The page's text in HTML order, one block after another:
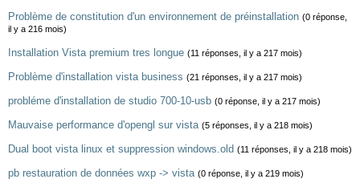
Problème de constitution d'un environnement de préinstallation (0 réponse,
il y a 216 mois)
Installation Vista premium tres longue (11 réponses, il y a 217 mois)
Problème d'installation vista business (21 réponses, il y a 217 mois)
probléme d'installation de studio 700-10-usb (0 réponse, il y a 217 mois)
Mauvaise performance d'opengl sur vista (5 réponses, il y a 218 mois)
Dual boot vista linux et suppression windows.old (11 réponses, il y a 218 mois)
pb restauration de données wxp -> vista (0 réponse, il y a 219 mois)